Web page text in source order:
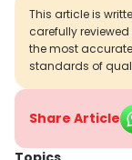
This article is
carefully
the most
standards of
Share Article